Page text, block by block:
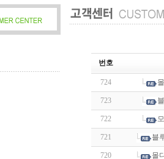
번호
724
723
722
721 블
720 몰